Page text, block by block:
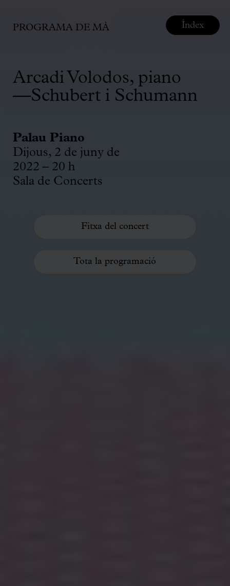
PROGRAMA DE MÀ
Arcadi Volodos, piano
—Schubert i Schumann
Palau Piano
Dijous, 2 de juny de
2022 – 20 h
Sala de Concerts
Fitxa del concert
Tota la programació
Índex